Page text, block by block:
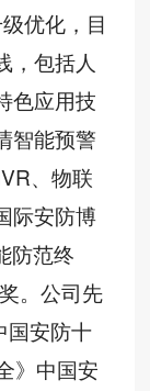
优化，目
，包括人
色应用技
智能预警
、物联
际安防博
防范终
。公司先
国安防十
》中国安